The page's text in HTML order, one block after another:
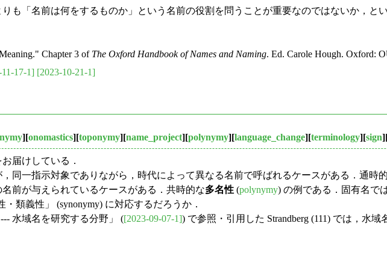
も「名前は何をするものか」という名前の役割を問うことが重要なのではないか，と
Chapter 3 of The Oxford Handbook of Names and Naming. Ed. Carole Hough. Oxford:
17-1] [2023-10-21-1]
][onomastics][toponymy][name_project][polynymy][language_change][terminology][sign
届けしている．
同一指示対象でありながら，時代によって異なる名前で呼ばれるケースがある．通時
前が与えられているケースがある．共時的な多名性 (polynymy) の例である．固有名で
・類義性」 (synonymy) に対応するだろうか．
水域名を研究する分野」 ([2023-09-07-1]) で参照・引用した Strandberg (111) では，水